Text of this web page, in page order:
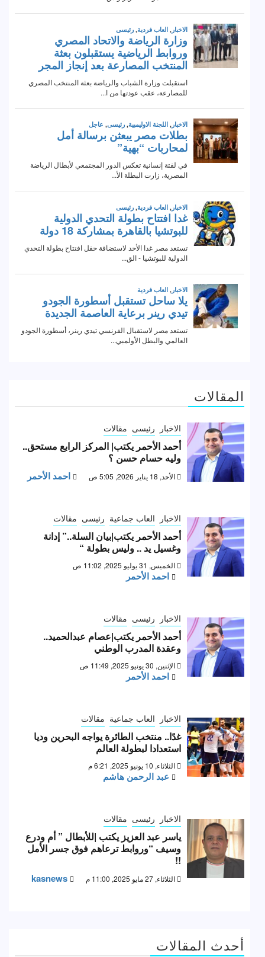
المقالات
الاخبار رئيسى مقالات
أحمد الأحمر يكتب| المركز الرابع مستحق..
وليه حسام حسن ؟
الأحد, 18 يناير 2026, 5:05 ص احمد الأحمر
الاخبار العاب جماعية رئيسى مقالات
أحمد الأحمر يكتب|بيان السلة..” إدانة
وغسيل يد .. وليس بطولة “
الخميس, 31 يوليو 2025, 11:02 ص
احمد الأحمر
الاخبار رئيسى مقالات
أحمد الأحمر يكتب|عصام عبدالحميد..
وعقدة المدرب الوطني
الإثنين, 30 يونيو 2025, 11:49 ص
احمد الأحمر
الاخبار العاب جماعية مقالات
غدًا.. منتخب الطائرة يواجه البحرين وديا
استعدادا لبطولة العالم
الثلاثاء, 10 يونيو 2025, 6:21 م
عبد الرحمن هاشم
الاخبار رئيسى مقالات
ياسر عبد العزيز يكتب |للأبطال ” أم ودرع
وسيف “وروابط ترعاهم فوق جسر الأمل
!!
الثلاثاء, 27 مايو 2025, 11:00 م kasnews
أحدث المقالات